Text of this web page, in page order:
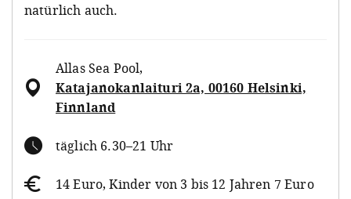
natürlich auch.
Allas Sea Pool,
Katajanokanlaituri 2a, 00160 Helsinki,
Finnland
täglich 6.30–21 Uhr
14 Euro, Kinder von 3 bis 12 Jahren 7 Euro